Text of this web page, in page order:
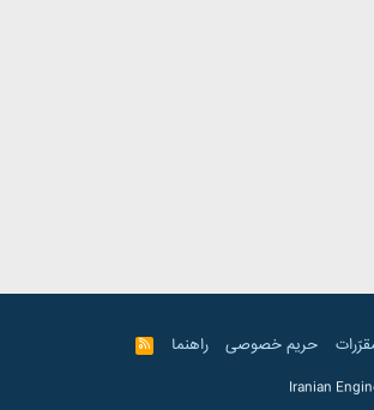
حریم خصوصی راهنما
R
S
Iranian